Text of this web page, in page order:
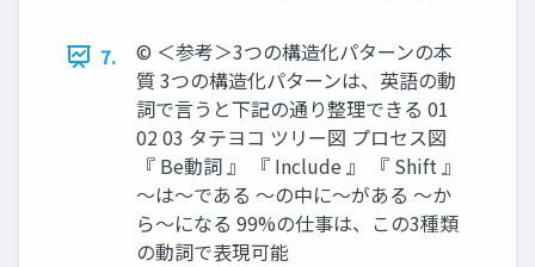
7.
©︎ ＜参考＞3つの構造化パターンの本
質 3つの構造化パターンは、英語の動
詞で言うと下記の通り整理できる 01
02 03 タテヨコ ツリー図 プロセス図
『 Be動詞 』 『 Include 』 『 Shift 』
〜は〜である 〜の中に〜がある 〜か
ら〜になる 99%の仕事は、この3種類
の動詞で表現可能